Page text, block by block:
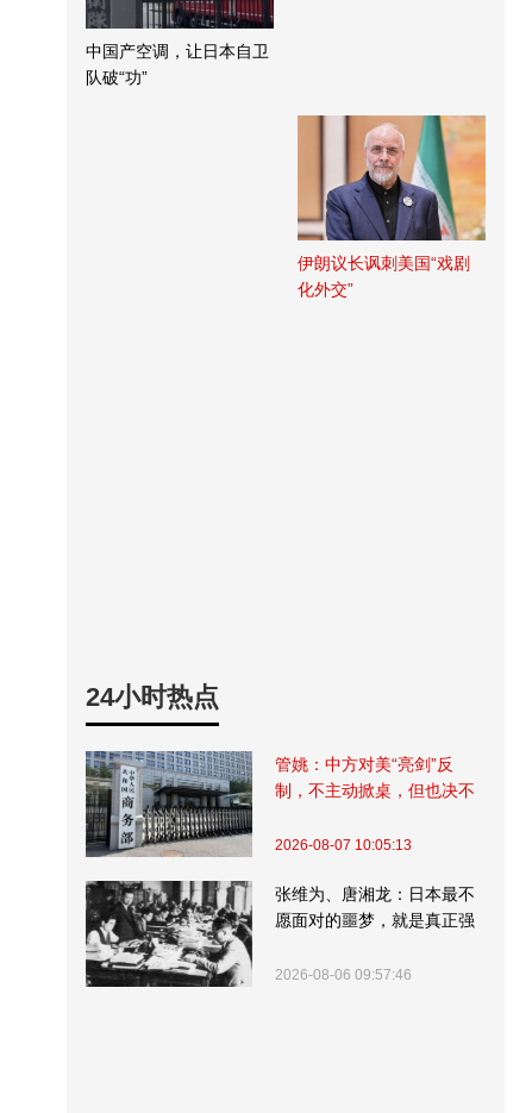
中国产空调，让日本自卫
队破“功”
伊朗议长讽刺美国“戏剧
化外交”
24小时热点
管姚：中方对美“亮剑”反
制，不主动掀桌，但也决不
2026-08-07 10:05:13
张维为、唐湘龙：日本最不
愿面对的噩梦，就是真正强
2026-08-06 09:57:46